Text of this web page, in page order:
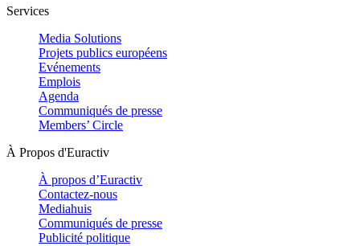
Services
Media Solutions
Projets publics européens
Evénements
Emplois
Agenda
Communiqués de presse
Members’ Circle
À Propos d'Euractiv
À propos d’Euractiv
Contactez-nous
Mediahuis
Communiqués de presse
Publicité politique